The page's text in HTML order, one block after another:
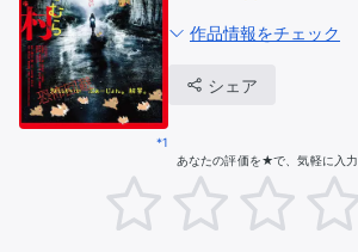
*1
作品情報をチェック
シェア
あなたの評価を★で、気軽に入力